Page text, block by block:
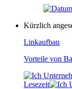
Kürzlich
Linkaufbau
Vorteile von
Lesezeit